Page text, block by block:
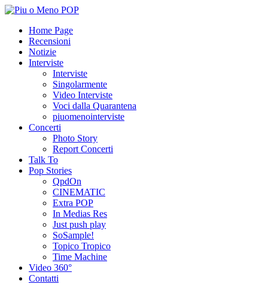
Home Page
Recensioni
Notizie
Interviste
Interviste
Singolarmente
Video Interviste
Voci dalla Quarantena
piuomenointerviste
Concerti
Photo Story
Report Concerti
Talk To
Pop Stories
QpdOn
CINEMATIC
Extra POP
In Medias Res
Just push play
SoSample!
Topico Tropico
Time Machine
Video 360°
Contatti